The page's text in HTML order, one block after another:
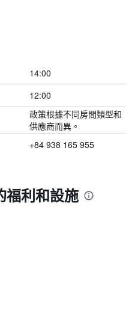
14:00
12:00
政策根據不同房間類型和
供應商而異。
+84 938 165 955
利和設施